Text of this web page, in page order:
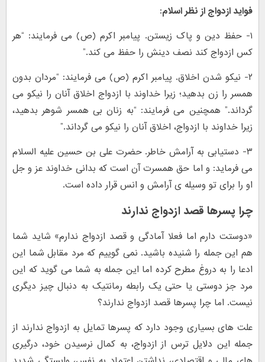
فواید ازدواج از نظر اسلام:
۱- حفظ دین و پاک زیستن. پیامبر اکرم (ص) می فرمایند: “هر
کس ازدواج کند نصف دینش را حفظ می کند.”
۲- نیکو شدن اخلاق. پیامبر اکرم (ص) می فرمایند: “مردان بدون
همسر را زن بدهید؛ زیرا خداوند با ازدواج اخلاق آنان را نیکو می
گرداند.” همچنین می فرمایند: “به زنان بی همسر شوهر بدهید،
زیرا خداوند با ازدواج، اخلاق آنان را نیکو می گرداند.”
۳- دستیابی به آرامش خاطر. حضرت علی بن حسین علیه السلام
می فرماید: و اما حق همسرت آن است که بدانی خداوند عز و جل
او را برای تو وسیله ی آرامش و انس قرار داده است.
چرا پسرها قصد ازدواج ندارند
«دوستت دارم اما فعلا آمادگی و قصد ازدواج ندارم» شاید شما
هم این جمله را شنیده باشید. نمی گوییم که مرد مقابل شما این
ادعا را به دروغ مطرح کرده اما این جمله به شما می گوید که این
مرد جز دوستی یا حتی یک رابطه رمانتیک به دنبال چیز دیگری
نیست. اما چرا پسرها قصد ازدواج ندارند؟
علت های بسیاری وجود دارد که پسرها تمایل به ازدواج ندارند از
جمله این دلایل ترس از ازدواج، به کمال نرسیدن خود، درگیری